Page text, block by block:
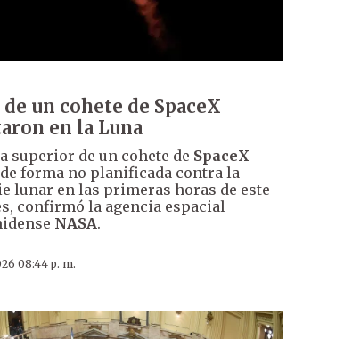
un cohete de SpaceX
en la Luna
superior de un cohete de SpaceX
forma no planificada contra la
lunar en las primeras horas de este
confirmó la agencia espacial
NASA.
08:44 p. m.